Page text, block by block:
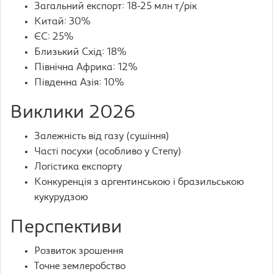
Загальний експорт: 18-25 млн т/рік
Китай: 30%
ЄС: 25%
Близький Схід: 18%
Північна Африка: 12%
Південна Азія: 10%
Виклики 2026
Залежність від газу (сушіння)
Часті посухи (особливо у Степу)
Логістика експорту
Конкуренція з аргентинською і бразильською
кукурудзою
Перспективи
Розвиток зрошення
Точне землеробство